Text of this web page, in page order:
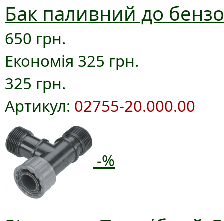
Бак паливний до
650 грн.
Економія 325 грн.
325 грн.
Артикул: 02755-20.000.00
-%